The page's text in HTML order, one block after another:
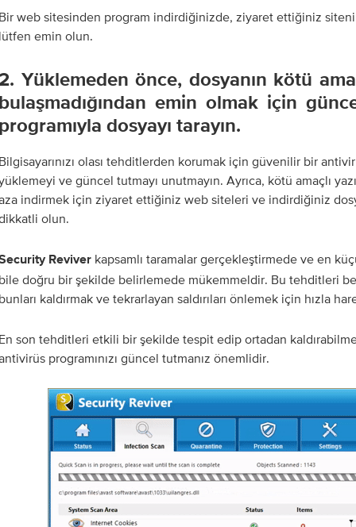
web sitesinden program indirdiğinizde, ziyaret ettiğiniz
emin olun.
Yüklemeden önce, dosyanın kötü
emin olmak için
dosyayı tarayın.
olası tehditlerden korumak için güvenilir bir
ve güncel tutmayı unutmayın. Ayrıca, kötü amaçlı
indirmek için ziyaret ettiğiniz web siteleri ve indirdiğiniz
olun.
Reviver kapsamlı taramalar gerçekleştirmede ve en
doğru bir şekilde belirlemede mükemmeldir. Bu tehditleri
kaldırmak ve tekrarlayan saldırıları önlemek için hızla
son tehditleri etkili bir şekilde tespit edip ortadan
programınızı güncel tutmanız önemlidir.